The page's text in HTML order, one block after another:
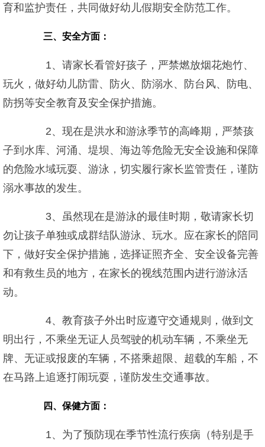
育和监护责任，共同做好幼儿假期安全防范工作。
三、安全方面：
1、请家长看管好孩子，严禁燃放烟花炮竹、
玩火，做好幼儿防雷、防火、防溺水、防台风、防电、
防拐等安全教育及安全保护措施。
2、现在是洪水和游泳季节的高峰期，严禁孩
子到水库、河涌、堤坝、海边等危险无安全设施和保障
的危险水域玩耍、游泳，切实履行家长监管责任，谨防
溺水事故的发生。
3、虽然现在是游泳的最佳时期，敬请家长切
勿让孩子单独或成群结队游泳、玩水。应在家长的陪同
下，做好安全保护措施，选择证照齐全、安全设备完善
和有救生员的地方，在家长的视线范围内进行游泳活
动。
4、教育孩子外出时应遵守交通规则，做到文
明出行，不乘坐无证人员驾驶的机动车辆，不乘坐无
牌、无证或报废的车辆，不搭乘超限、超载的车船，不
在马路上追逐打闹玩耍，谨防发生交通事故。
四、保健方面：
1、为了预防现在季节性流行疾病（特别是手